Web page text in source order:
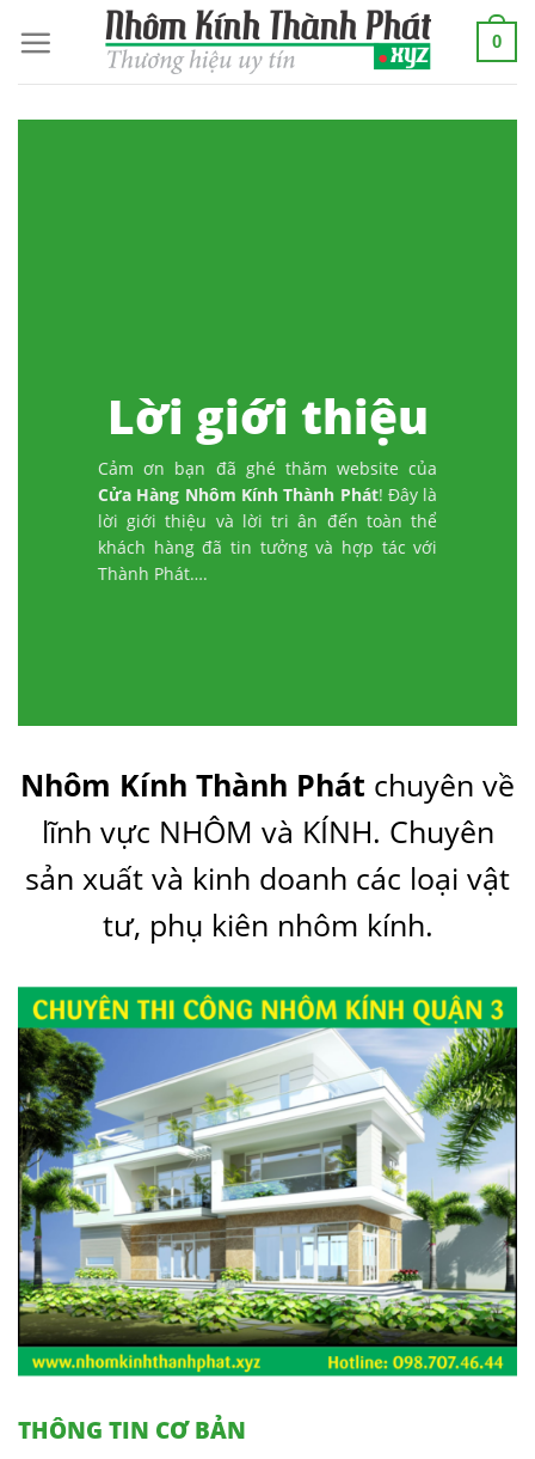
content
0
Lời giới thiệu
Cảm ơn bạn đã ghé thăm website của
Cửa Hàng Nhôm Kính Thành Phát! Đây là
lời giới thiệu và lời tri ân đến toàn thể
khách hàng đã tin tưởng và hợp tác với
Thành Phát….
Nhôm Kính Thành Phát chuyên về
lĩnh vực NHÔM và KÍNH. Chuyên
sản xuất và kinh doanh các loại vật
tư, phụ kiên nhôm kính.
THÔNG TIN CƠ BẢN